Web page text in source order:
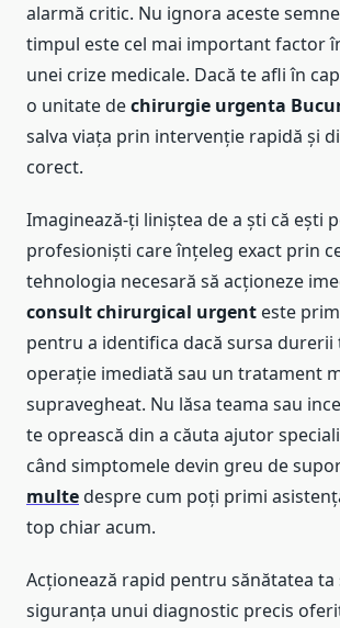
alarmă critic. Nu ignora aceste
timpul este cel mai important factor
unei crize medicale. Dacă te afli în
o unitate dechirurgie urgenta
salva viața prin intervenție rapidă și
corect.
Imaginează-ți liniștea de a ști că ești
profesioniști care înțeleg exact prin
tehnologia necesară să acționeze
consult chirurgical urgent este
pentru a identifica dacă sursa durerii
operație imediată sau un tratament
supravegheat. Nu lăsa teama sau
te oprească din a căuta ajutor
când simptomele devin greu de
multedespre cum poți primi
top chiar acum.
Acționează rapid pentru sănătatea ta
siguranța unui diagnostic precis